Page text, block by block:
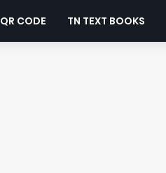
QR CODE TN TEXT BOOKS